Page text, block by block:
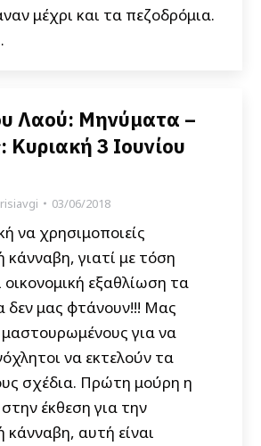
μέχρι και τα πεζοδρόμια.
Λαού: Μηνύματα –
Κυριακή 3 Ιουνίου
03/06/2018
να χρησιμοποιείς
κάνναβη, γιατί με τόση
οικονομική εξαθλίωση τα
μας φτάνουν!!! Μας
για να
να εκτελούν τα
σχέδια. Πρώτη μούρη η
έκθεση για την
κάνναβη, αυτή είναι